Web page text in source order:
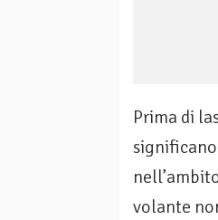
Prima di
significano
volante